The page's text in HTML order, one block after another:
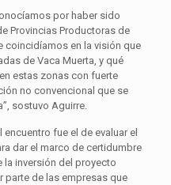
por haber sido
Provincias Productoras de
coincidíamos en la visión que
de Vaca Muerta, y qué
estas zonas con fuerte
no convencional que se
sostuvo Aguirre.
fue el de evaluar el
dar el marco de certidumbre
inversión del proyecto
parte de las empresas que